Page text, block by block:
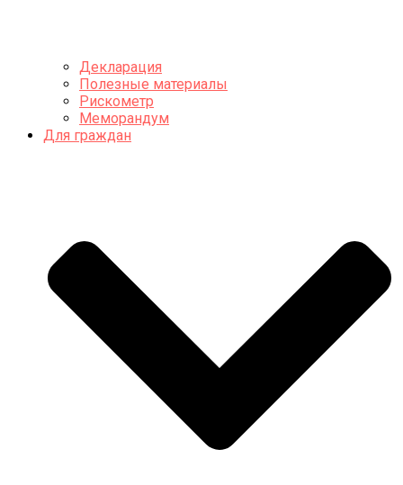
Декларация
Полезные материалы
Рискометр
Меморандум
Для граждан